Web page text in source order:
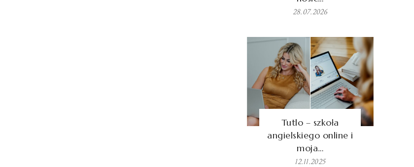
28.07.2026
Tutlo – szkoła
angielskiego online i
moja…
12.11.2025